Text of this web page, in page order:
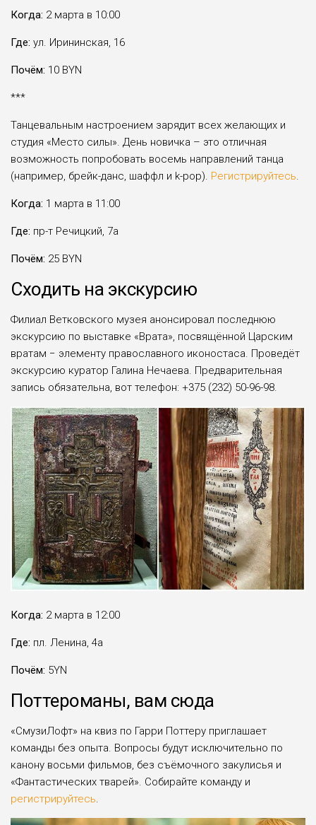
Когда: 2 марта в 10:00
Где: ул. Ирининская, 16
Почём: 10 BYN
***
Танцевальным настроением зарядит всех желающих и
студия «Место силы». День новичка – это отличная
возможность попробовать восемь направлений танца
(например, брейк-данс, шаффл и k-pop). Регистрируйтесь.
Когда: 1 марта в 11:00
Где: пр-т Речицкий, 7а
Почём: 25 BYN
Сходить на экскурсию
Филиал Ветковского музея анонсировал последнюю
экскурсию по выставке «Врата», посвящённой Царским
вратам − элементу православного иконостаса. Проведёт
экскурсию куратор Галина Нечаева. Предварительная
запись обязательна, вот телефон: +375 (232) 50-96-98.
Когда: 2 марта в 12:00
Где: пл. Ленина, 4а
Почём: 5YN
Поттероманы, вам сюда
«СмузиЛофт» на квиз по Гарри Поттеру приглашает
команды без опыта. Вопросы будут исключительно по
канону восьми фильмов, без съёмочного закулисья и
«Фантастических тварей». Собирайте команду и
регистрируйтесь.